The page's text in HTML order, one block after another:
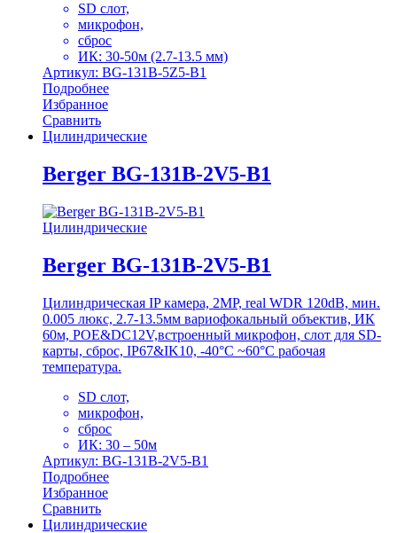
SD слот,
микрофон,
сброс
ИК: 30-50м (2.7-13.5 мм)
Артикул: BG-131B-5Z5-B1
Подробнее
Избранное
Сравнить
Цилиндрические
Berger BG-131B-2V5-B1
Цилиндрические
Berger BG-131B-2V5-B1
Цилиндрическая IP камера, 2MP, real WDR 120dB, мин.
0.005 люкс, 2.7-13.5мм вариофокальный объектив, ИК
60м, POE&DC12V,встроенный микрофон, слот для SD-
карты, сброс, IP67&IK10, -40°C ~60°C рабочая
температура.
SD слот,
микрофон,
сброс
ИК: 30 – 50м
Артикул: BG-131B-2V5-B1
Подробнее
Избранное
Сравнить
Цилиндрические